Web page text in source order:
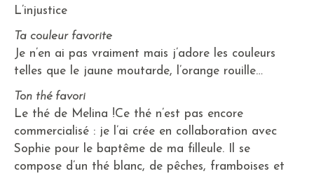
L’injustice
Ta couleur favorite
Je n’en ai pas vraiment mais j’adore les couleurs
telles que le jaune moutarde, l’orange rouille…
Ton thé favori
Le thé de Melina !Ce thé n’est pas encore
commercialisé : je l’ai crée en collaboration avec
Sophie pour le baptême de ma filleule. Il se
compose d’un thé blanc, de pêches, framboises et